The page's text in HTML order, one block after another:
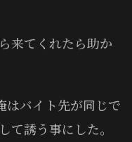
来てくれたら助か
はバイト先が同じで
て誘う事にした。